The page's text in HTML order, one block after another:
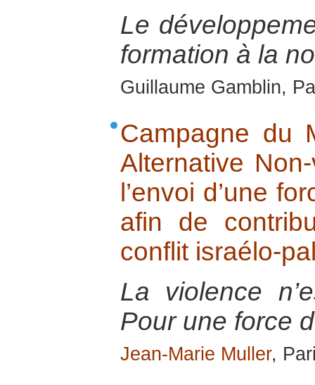
Le
formation à la
Guillaume Gamblin,
Campagne du
Alternative
l’envoi d’une
afin de
conflit israélo-
La violence
Pour une force
Jean-Marie Muller,